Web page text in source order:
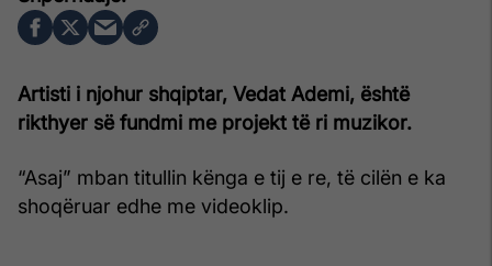
Artisti i njohur shqiptar, Vedat Ademi, është
rikthyer së fundmi me projekt të ri muzikor.
“Asaj” mban titullin kënga e tij e re, të cilën e ka
shoqëruar edhe me videoklip.